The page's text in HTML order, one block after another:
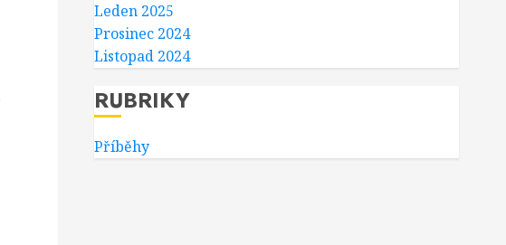
Leden 2025
Prosinec 2024
Listopad 2024
RUBRIKY
Příběhy